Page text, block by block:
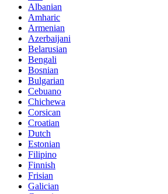
Albanian
Amharic
Armenian
Azerbaijani
Belarusian
Bengali
Bosnian
Bulgarian
Cebuano
Chichewa
Corsican
Croatian
Dutch
Estonian
Filipino
Finnish
Frisian
Galician